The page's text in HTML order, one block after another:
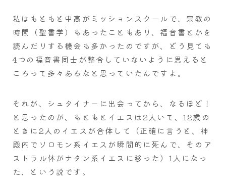
私はもともと中高がミッションスクールで、宗教の
時間（聖書学）もあったこともあり、福音書とかを
読んだりする機会も多かったのですが、どう見ても
4つの福音書同士が整合していないように思えると
ころって多々あるなと思っていたんですよ。
それが、シュタイナーに出会ってから、なるほど！
と思ったのが、もともとイエスは2人いて、12歳の
ときに2人のイエスが合体して（正確に言うと、神
殿内でソロモン系イエスが瞬間的に死んで、そのア
ストラル体がナタン系イエスに移った）1人になっ
た、という説です。